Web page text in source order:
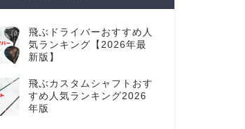
飛ぶドライバーおすすめ人
気ランキング【2026年最
新版】
飛ぶカスタムシャフトおす
すめ人気ランキング2026
年版